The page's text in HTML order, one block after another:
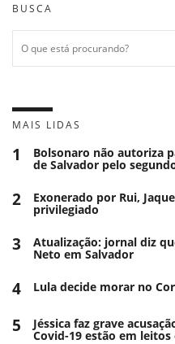
BUSCA
MAIS LIDAS
1 Bolsonaro não autoriza
de Salvador pelo
2 Exonerado por Rui,
privilegiado
3 Atualização: jornal diz
Neto em Salvador
4 Lula decide morar no
5 Jéssica faz grave
Covid-19 estão em leitos